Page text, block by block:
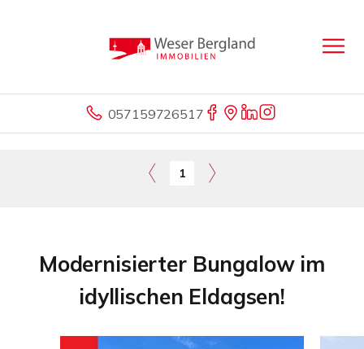
057159726517
1
Modernisierter Bungalow im
idyllischen Eldagsen!